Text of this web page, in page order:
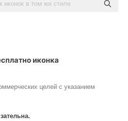
иконка
целей с указанием